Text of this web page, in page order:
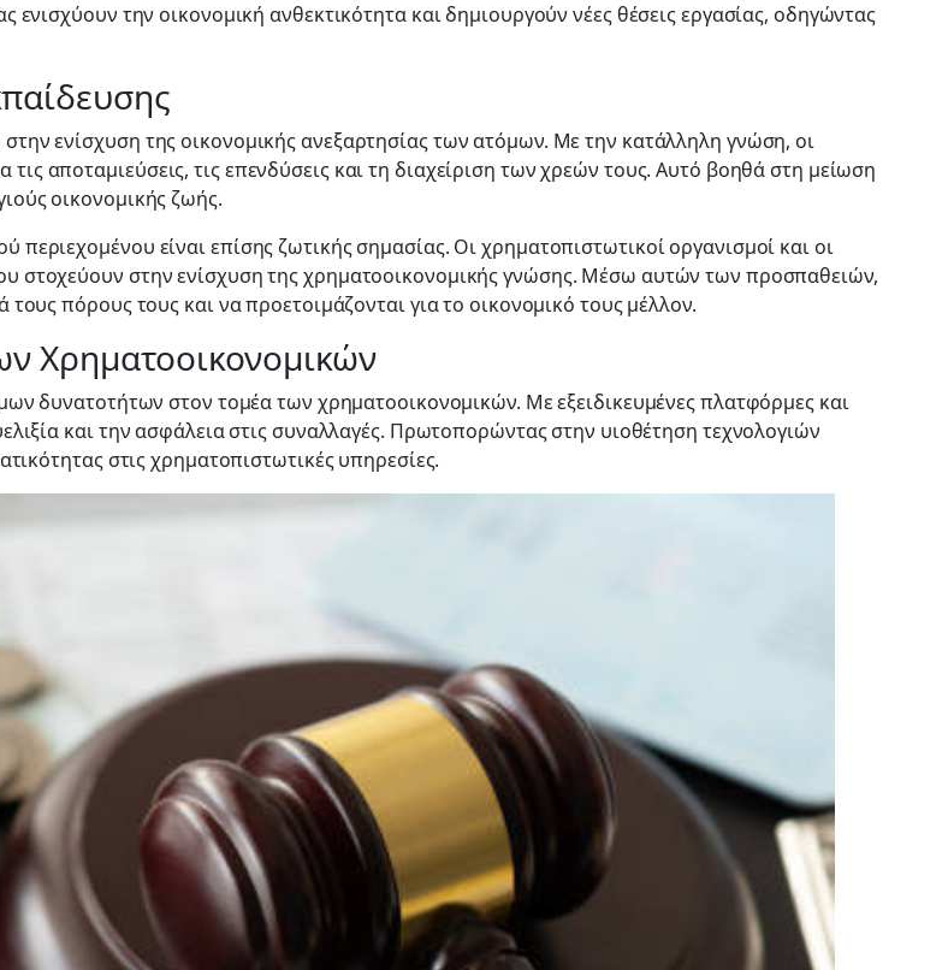
ενισχύουν την οικονομική ανθεκτικότητα και δημιουργούν νέες θέσεις εργασίας, οδηγώντας
ενίσχυση της οικονομικής ανεξαρτησίας των ατόμων. Με την κατάλληλη γνώση, οι
αποταμιεύσεις, τις επενδύσεις και τη διαχείριση των χρεών τους. Αυτό βοηθά στη μείωση
οικονομικής ζωής.
είναι επίσης ζωτικής σημασίας. Οι χρηματοπιστωτικοί οργανισμοί και οι
στοχεύουν στην ενίσχυση της χρηματοοικονομικής γνώσης. Μέσω αυτών των προσπαθειών,
πόρους τους και να προετοιμάζονται για το οικονομικό τους μέλλον.
Χρηματοοικονομικών
δυνατοτήτων στον τομέα των χρηματοοικονομικών. Με εξειδικευμένες πλατφόρμες και
και την ασφάλεια στις συναλλαγές. Πρωτοπορώντας στην υιοθέτηση τεχνολογιών
στις χρηματοπιστωτικές υπηρεσίες.